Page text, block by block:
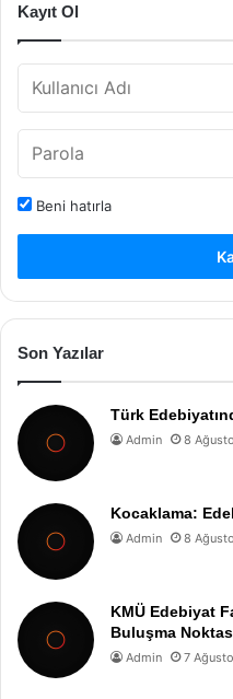
Kayıt Ol
Beni hatırla
Son Yazılar
Türk
Admin 8
Kocaklama:
Admin 8
KMÜ Edebiyat
Buluşma
Admin 7